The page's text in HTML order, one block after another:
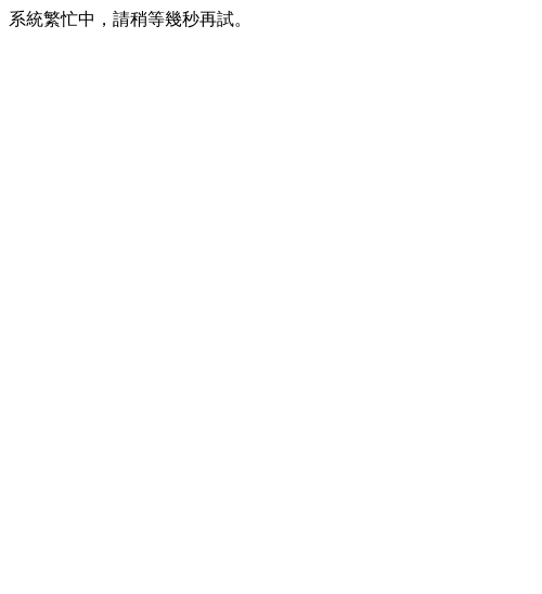
系統繁忙中，請稍等幾秒再試。